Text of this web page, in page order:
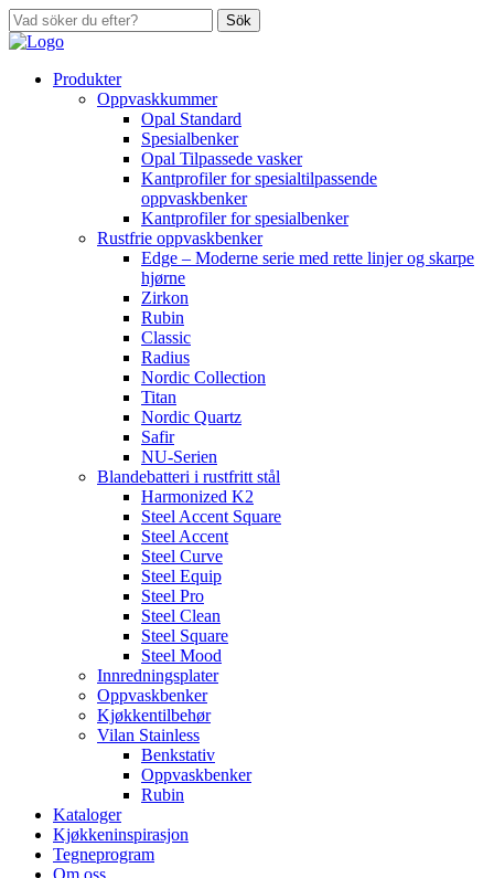
Sök
Produkter
Oppvaskkummer
Opal Standard
Spesialbenker
Opal Tilpassede vasker
Kantprofiler for spesialtilpassende
oppvaskbenker
Kantprofiler for spesialbenker
Rustfrie oppvaskbenker
Edge – Moderne serie med rette linjer og skarpe
hjørne
Zirkon
Rubin
Classic
Radius
Nordic Collection
Titan
Nordic Quartz
Safir
NU-Serien
Blandebatteri i rustfritt stål
Harmonized K2
Steel Accent Square
Steel Accent
Steel Curve
Steel Equip
Steel Pro
Steel Clean
Steel Square
Steel Mood
Innredningsplater
Oppvaskbenker
Kjøkkentilbehør
Vilan Stainless
Benkstativ
Oppvaskbenker
Rubin
Kataloger
Kjøkkeninspirasjon
Tegneprogram
Om oss